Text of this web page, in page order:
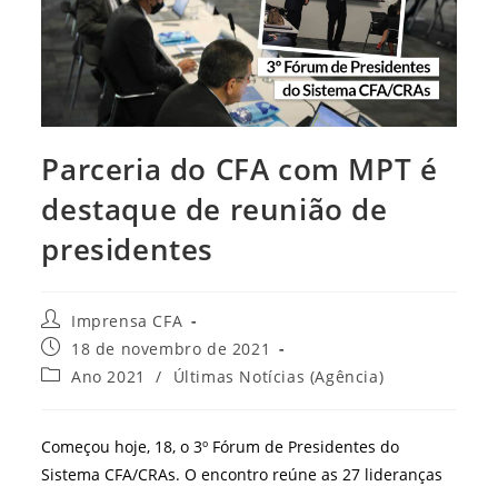
Parceria do CFA com MPT é
destaque de reunião de
presidentes
Autor
do
post:
Imprensa CFA
Post
publicado:
18 de novembro de 2021
Categoria
Ano 2021 / Últimas Notícias (Agência)
Começou hoje, 18, o 3º Fórum de Presidentes do
Sistema CFA/CRAs. O encontro reúne as 27 lideranças